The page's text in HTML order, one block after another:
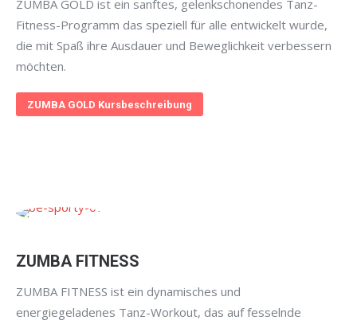
ZUMBA GOLD ist ein sanftes, gelenkschonendes Tanz-
Fitness-Programm das speziell für alle entwickelt wurde,
die mit Spaß ihre Ausdauer und Beweglichkeit verbessern
möchten.
ZUMBA GOLD Kursbeschreibung
ZUMBA FITNESS
ZUMBA FITNESS ist ein dynamisches und
energiegeladenes Tanz-Workout, das auf fesselnde